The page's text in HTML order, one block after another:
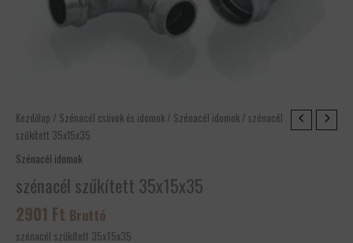
Kezdőlap / Szénacél csövek és idomok / Szénacél idomok / szénacél
szűkített 35x15x35
Szénacél idomok
szénacél szűkített 35x15x35
2901 Ft Bruttó
szénacél szűkített 35x15x35
szénacél
szűkített
35x15x35